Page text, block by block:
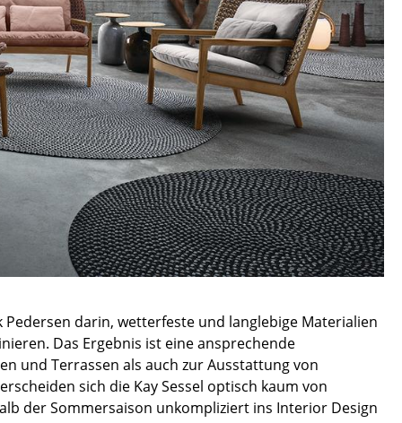
Unternehmen
Über uns
smow vor Ort
Jobs bei smow
Arbeiten bei smow
Newsletter
Impressumdarin, wetterfeste und langlebige Materialien
Das Ergebnis ist eine ansprechende
und Terrassen als auch zur Ausstattung von
sich die Kay Sessel optisch kaum von
der Sommersaison unkompliziert ins Interior Design